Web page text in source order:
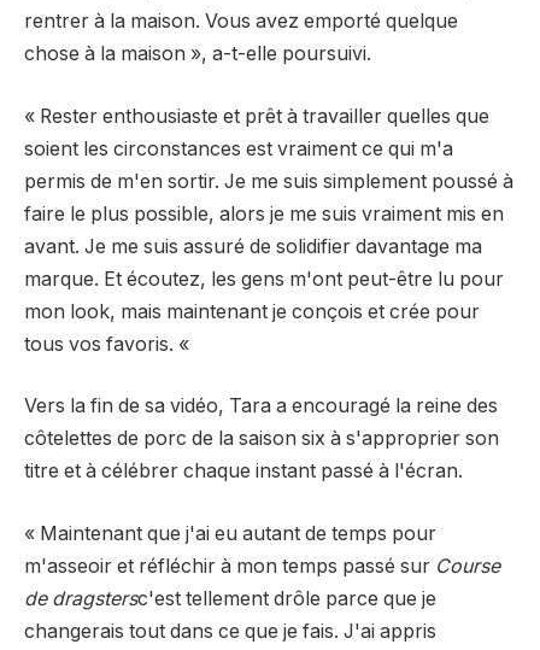
rentrer à la maison. Vous avez emporté quelque
chose à la maison », a-t-elle poursuivi.
« Rester enthousiaste et prêt à travailler quelles que
soient les circonstances est vraiment ce qui m'a
permis de m'en sortir. Je me suis simplement poussé à
faire le plus possible, alors je me suis vraiment mis en
avant. Je me suis assuré de solidifier davantage ma
marque. Et écoutez, les gens m'ont peut-être lu pour
mon look, mais maintenant je conçois et crée pour
tous vos favoris. «
Vers la fin de sa vidéo, Tara a encouragé la reine des
côtelettes de porc de la saison six à s'approprier son
titre et à célébrer chaque instant passé à l'écran.
« Maintenant que j'ai eu autant de temps pour
m'asseoir et réfléchir à mon temps passé sur Course
de dragstersc'est tellement drôle parce que je
changerais tout dans ce que je fais. J'ai appris